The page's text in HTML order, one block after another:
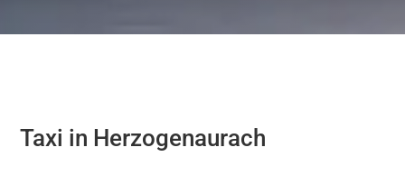
Taxi in Herzogenaurach